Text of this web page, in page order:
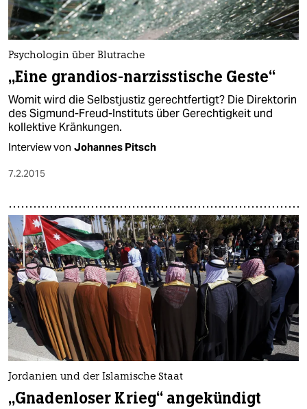
Psychologin über Blutrache
„Eine grandios-narzisstische Geste“
Womit wird die Selbstjustiz gerechtfertigt? Die Direktorin
des Sigmund-Freud-Instituts über Gerechtigkeit und
kollektive Kränkungen.
Interview von Johannes Pitsch
7.2.2015
Jordanien und der Islamische Staat
„Gnadenloser Krieg“ angekündigt